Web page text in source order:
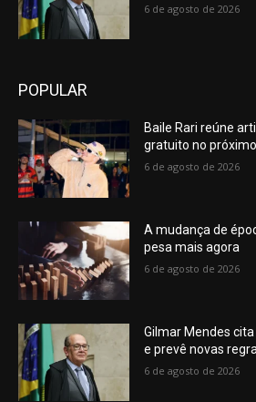
produce
special
coordination
hands,
mind
and
soul
is
requirement
of
exact
montrereplique.to.swiss
targeted
to
enhancing
ultra-
6 de agosto de 2026
POPULAR
Baile Rari reúne
gratuito no
6 de agosto de 2026
A mudança de
pesa mais agora
6 de agosto de 2026
Gilmar Mendes
e prevê novas
6 de agosto de 2026